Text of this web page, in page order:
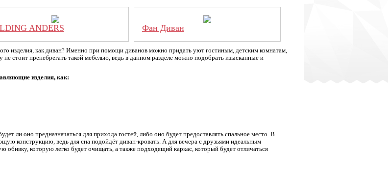
ANDERS Фан Диван
изделия, как диван? Именно при помощи диванов можно придать уют гостиным, детским комнатам,
стоит пренебрегать такой мебелью, ведь в данном разделе можно подобрать изысканные и
изделия, как:
ли оно предназначаться для прихода гостей, либо оно будет предоставлять спальное место. В
конструкцию, ведь для сна подойдёт диван-кровать. А для вечера с друзьями идеальным
обивку, которую легко будет очищать, а также подходящий каркас, который будет отличаться